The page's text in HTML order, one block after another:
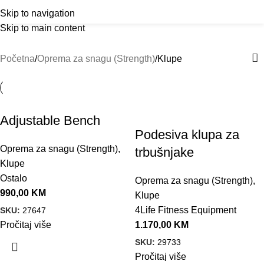
Skip to navigation
Skip to main content
Outlet
Menu
Klupe
Početna Oprema za snagu (Strength) Klupe
Adjustable Bench
Oprema za snagu (Strength),
Klupe
Ostalo
990,00 KM
SKU: 27647
Pročitaj više
Podesiva klupa za
trbušnjake
Oprema za snagu (Strength),
Klupe
4Life Fitness Equipment
1.170,00 KM
SKU: 29733
Pročitaj više